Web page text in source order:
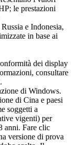
le prestazioni
e Indonesia,
in base ai
dei display
consultare
di Windows.
di Cina e paesi
soggetti a
vigenti) per
anni. Fare clic
versione di prova